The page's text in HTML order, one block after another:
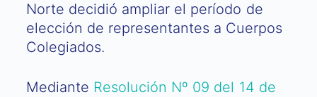
Norte decidió ampliar el período de
elección de representantes a Cuerpos
Colegiados.
Mediante Resolución Nº 09 del 14 de